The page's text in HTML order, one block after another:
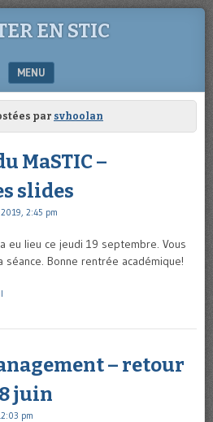
EN STIC
MENU
par svhoolan
MaSTIC –
slides
2:45 pm
eu lieu ce jeudi 19 septembre. Vous
Bonne rentrée académique!
– retour
juin
pm